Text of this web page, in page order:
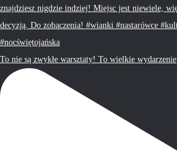
To nie są zwykłe warsztaty! To wielkie wydarzenie